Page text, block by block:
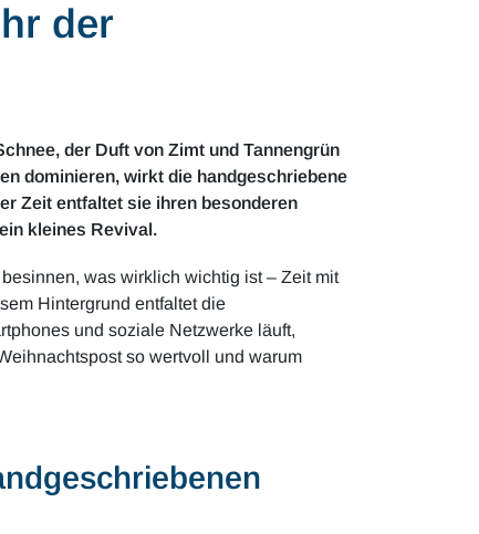
der
der Duft von Zimt und Tannengrün
dominieren, wirkt die handgeschriebene
Zeit entfaltet sie ihren besonderen
kleines Revival.
was wirklich wichtig ist – Zeit mit
Hintergrund entfaltet die
und soziale Netzwerke läuft,
so wertvoll und warum